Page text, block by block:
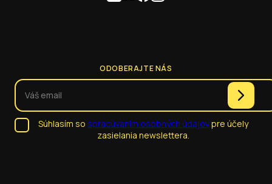
ODOBERAJTE NÁS
Súhlasím so spracúvaním osobných údajovpre účely
zasielania newslettera.